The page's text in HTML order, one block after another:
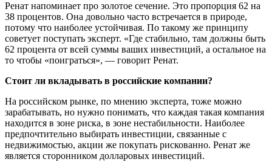
Ренат напоминает про золотое сечение. Это пропорция 62 на
38 процентов. Она довольно часто встречается в природе,
потому что наиболее устойчивая. По такому же принципу
советует поступать эксперт. «Где стабильно, там должны быть
62 процента от всей суммы ваших инвестиций, а остальное на
то чтобы «поиграться», — говорит Ренат.
Стоит ли вкладывать в российские компании?
На российском рынке, по мнению эксперта, тоже можно
зарабатывать, но нужно понимать, что каждая такая компания
находится в зоне риска, в зоне нестабильности. Наиболее
предпочтительно выбирать инвестиции, связанные с
недвижимостью, акции же покупать рискованно. Ренат же
является сторонником долларовых инвестиций.